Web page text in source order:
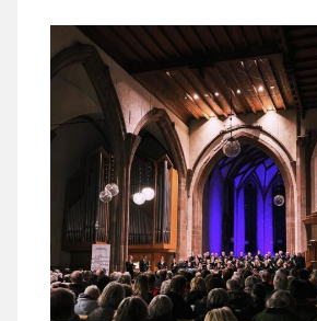
stuttgarter_oratorienchor
März 24